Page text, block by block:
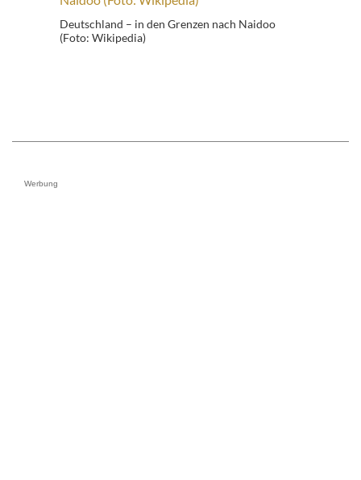
Deutschland – in den Grenzen nach Naidoo
(Foto: Wikipedia)
Werbung